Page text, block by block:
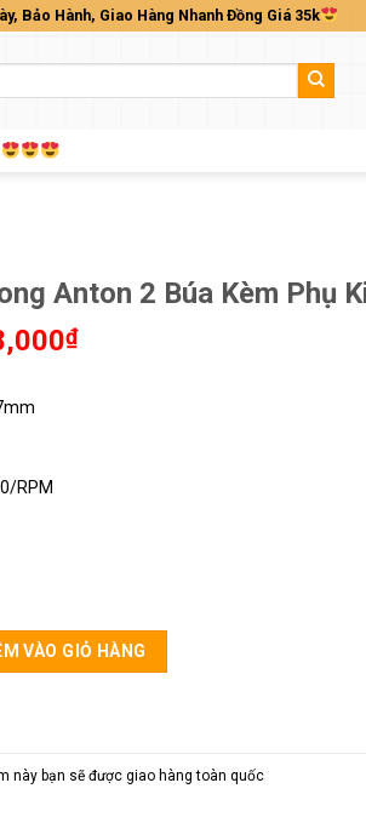
Bảo Hành, Giao Hàng Nhanh Đồng Giá 35k
Anton 2 Búa Kèm Phụ
₫Giá
RPM
Búa Kèm Phụ Kiện số lượng
VÀO GIỎ HÀNG
này bạn sẽ được giao hàng toàn quốc